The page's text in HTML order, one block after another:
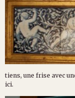
tiens, une frise avec
ici.